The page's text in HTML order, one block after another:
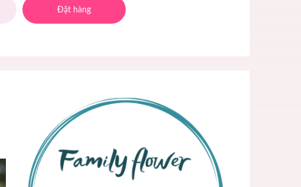
Đặt hàng